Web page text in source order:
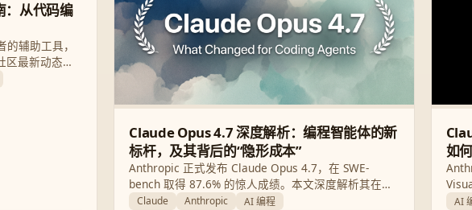
：从代码编
辅助工具，
最新动态与
，并探讨工
Claude Opus 4.7 深度解析：编程智能体的新
标杆，及其背后的“隐形成本”
Anthropic 正式发布 Claude Opus 4.7，在 SWE-
bench 取得 87.6% 的惊人成绩。本文深度解析其在编
程自校验、视觉升级及分词器变动带来的实际成本影
Claude Anthropic
AI 编程
如
正
AI